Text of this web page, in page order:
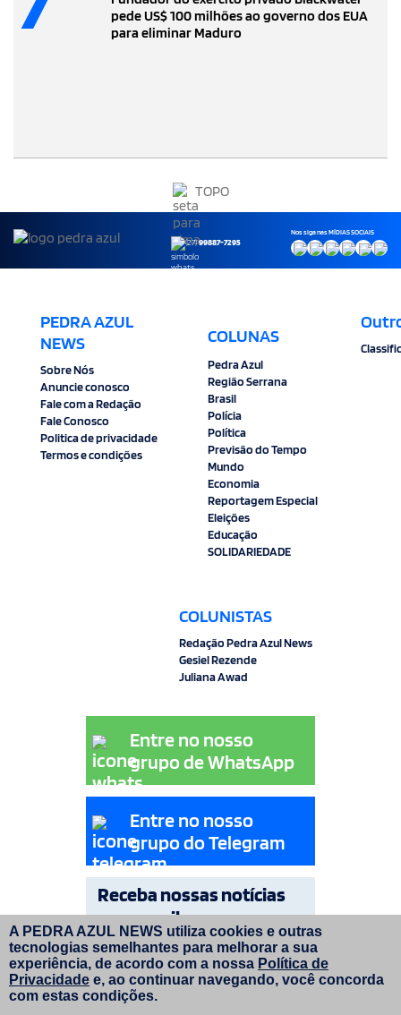
pede US$ 100 milhões ao governo dos EUA
para eliminar Maduro
TOPO
(27)99887-7295
Nos siga nas MÍDIAS SOCIAIS
PEDRA AZUL
NEWS
Sobre Nós
Anuncie conosco
Fale com a Redação
Fale Conosco
Politica de privacidade
Termos e condições
COLUNAS
Pedra Azul
Região Serrana
Brasil
Polícia
Política
Previsão do Tempo
Mundo
Economia
Reportagem Especial
Eleições
Educação
SOLIDARIEDADE
COLUNISTAS
Redação Pedra Azul News
Gesiel Rezende
Juliana Awad
Entre no nosso
grupo de WhatsApp
Entre no nosso
grupo do Telegram
Receba nossas notícias
por e-mail
OK
A PEDRA AZUL NEWS utiliza cookies e outras
tecnologias semelhantes para melhorar a sua
experiência, de acordo com a nossa Política de
Privacidade e, ao continuar navegando, você concorda
com estas condições.